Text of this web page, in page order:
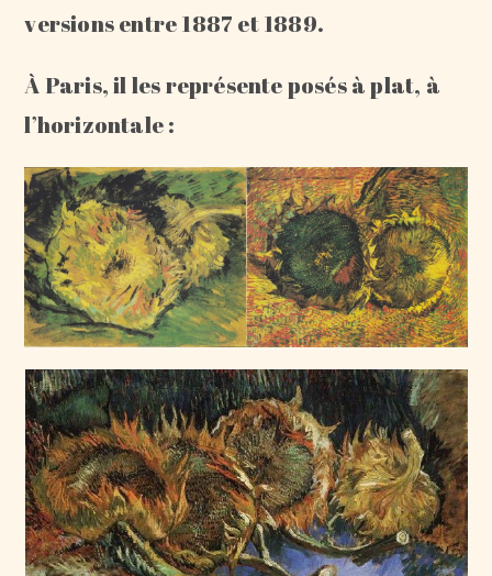
versions entre 1887 et 1889.
À Paris, il les représente posés à plat, à
l’horizontale :